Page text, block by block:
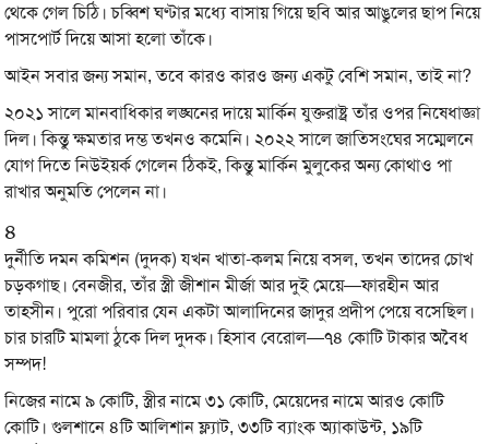
থেকে গেল চিঠি। চব্বিশ ঘণ্টার মধ্যে বাসায় গিয়ে ছবি আর আঙুলের ছাপ নিয়ে
পাসপোর্ট দিয়ে আসা হলো তাঁকে।
আইন সবার জন্য সমান, তবে কারও কারও জন্য একটু বেশি সমান, তাই না?
২০২১ সালে মানবাধিকার লঙ্ঘনের দায়ে মার্কিন যুক্তরাষ্ট্র তাঁর ওপর নিষেধাজ্ঞা
দিল। কিন্তু ক্ষমতার দম্ভ তখনও কমেনি। ২০২২ সালে জাতিসংঘের সম্মেলনে
যোগ দিতে নিউইয়র্ক গেলেন ঠিকই, কিন্তু মার্কিন মুলুকের অন্য কোথাও পা
রাখার অনুমতি পেলেন না।
৪
দুর্নীতি দমন কমিশন (দুদক) যখন খাতা-কলম নিয়ে বসল, তখন তাদের চোখ
চড়কগাছ। বেনজীর, তাঁর স্ত্রী জীশান মীর্জা আর দুই মেয়ে—ফারহীন আর
তাহসীন। পুরো পরিবার যেন একটা আলাদিনের জাদুর প্রদীপ পেয়ে বসেছিল।
চার চারটি মামলা ঠুকে দিল দুদক। হিসাব বেরোল—৭৪ কোটি টাকার অবৈধ
সম্পদ!
নিজের নামে ৯ কোটি, স্ত্রীর নামে ৩১ কোটি, মেয়েদের নামে আরও কোটি
কোটি। গুলশানে ৪টি আলিশান ফ্ল্যাট, ৩৩টি ব্যাংক অ্যাকাউন্ট, ১৯টি